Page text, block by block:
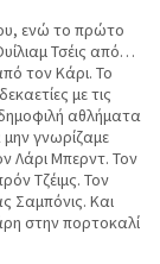
ενώ το πρώτο
Τσέις από…
τον Κάρι. Το
με τις
αθλήματα
μην γνωρίζαμε
Λάρι Μπερντ. Τον
Τζέιμς. Τον
Σαμπόνις. Και
στην πορτοκαλί